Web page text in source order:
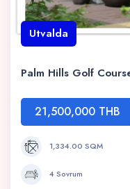
Utvalda
Palm Hills Golf
21,500,000 THB
1,334.00 SQM
4 Sovrum